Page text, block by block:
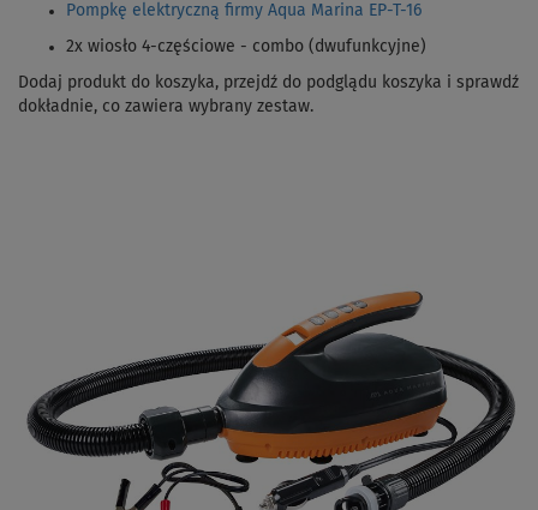
Pompkę elektryczną firmy Aqua Marina EP-T-16
2x wiosło 4-częściowe - combo (dwufunkcyjne)
Dodaj produkt do koszyka, przejdź do podglądu koszyka i sprawdź
dokładnie, co zawiera wybrany zestaw.